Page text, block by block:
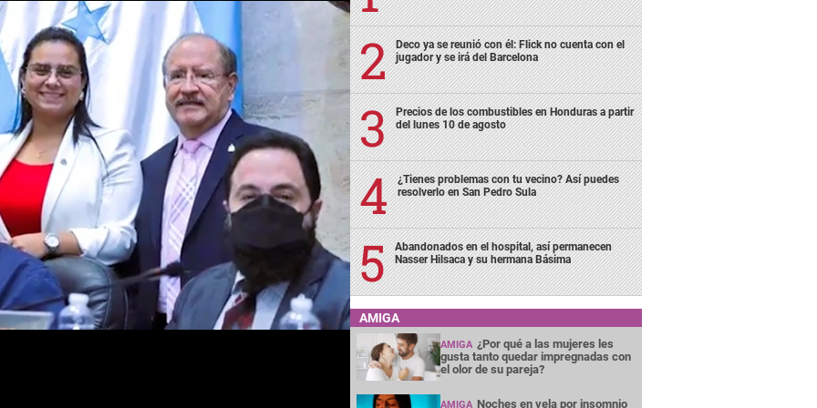
Deco ya se reunió con él: Flick no cuenta con el
jugador y se irá del Barcelona
Precios de los combustibles en Honduras a partir
del lunes 10 de agosto
¿Tienes problemas con tu vecino? Así puedes
resolverlo en San Pedro Sula
Abandonados en el hospital, así permanecen
Nasser Hilsaca y su hermana Básima
AMIGA
AMIGA ¿Por qué a las mujeres les
gusta tanto quedar impregnadas con
el olor de su pareja?
AMIGA Noches en vela por insomnio